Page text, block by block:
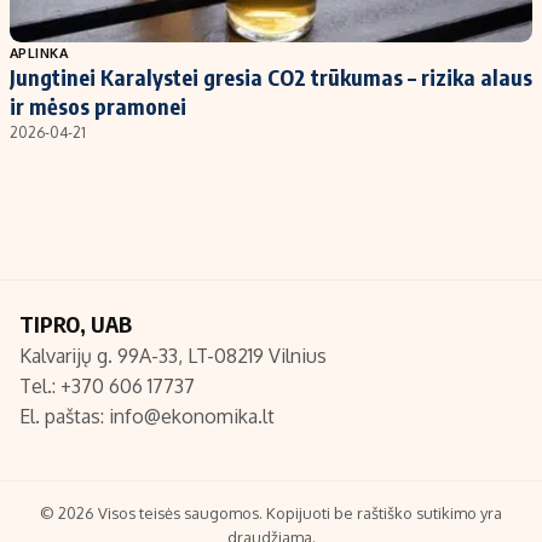
Populiarios temos
Investavimas
Akcijų rinka
Titulinis
Nedarbo išmokos skaičiuoklė
Redakcija
Turinio žymėjimo taisyklės
APLINKA
Jungtinei Karalystei gresia CO2 trūkumas – rizika alaus
ir mėsos pramonei
2026-04-21
TIPRO, UAB
Kalvarijų g. 99A-33, LT-08219 Vilnius
Tel.: +370 606 17737
El. paštas: info@ekonomika.lt
© 2026 Visos teisės saugomos. Kopijuoti be raštiško sutikimo yra
draudžiama.